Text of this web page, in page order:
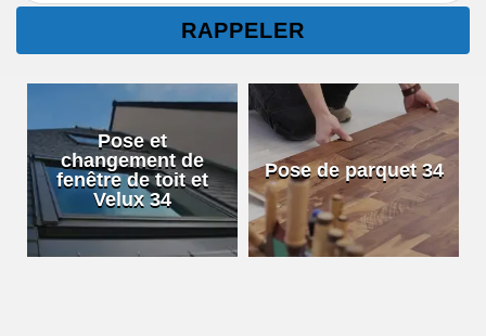
Pose et
changement de
fenêtre de toit et
Velux 34
Pose de parquet 34